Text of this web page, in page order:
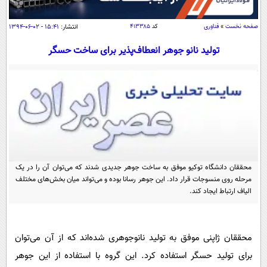
سیاسی
اقتصاد
اقتصادی
جامعه
حوادث
یک برش دانایی
سفر و تفریح
بین الملل
علم و دانش
علمی
گوناگون
سرگرمی
فیلم
سیاست
داستان کوتاه
صفحه نخست » فناوری کد ۴۱۳۳۸۵ انتشار: ۱۵:۴۱ - ۰۲-۰۶-۱۳۹۴
تولید نانو جوهر انعطاف‌پذیر برای ساخت حسگر
محققان دانشگاه توکیو موفق به ساخت جوهر جدیدی شدند که می‌توان آن را در یک
مرحله روی منسوجات قرار داد. این جوهر رسانا بوده و می‌تواند میان بخش‌های مختلف
الیاف ارتباط ایجاد کند.
محققان ژاپنی موفق به تولید نانوجوهری شده‌اند که از آن می‌توان
برای تولید حسگر استفاده کرد. این گروه با استفاده از این جوهر